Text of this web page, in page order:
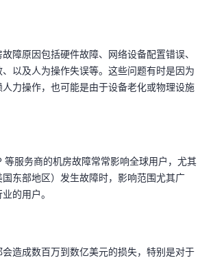
障原因包括硬件故障、网络设备配置错误、
以及人为操作失误等。这些问题有时是因为
力操作，也可能是由于设备老化或物理设施
等服务商的机房故障常常影响全球用户，尤其
东部地区）发生故障时，影响范围尤其广
的用户。
造成数百万到数亿美元的损失，特别是对于